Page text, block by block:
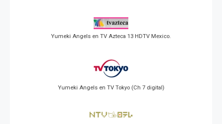
Yumeki Angels en TV Azteca 13 HDTV Mexico.
Yumeki Angels en TV Tokyo (Ch 7 digital)